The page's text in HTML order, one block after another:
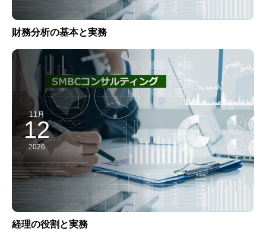
財務分析の基本と実務
11月
12
2026
経理の役割と実務